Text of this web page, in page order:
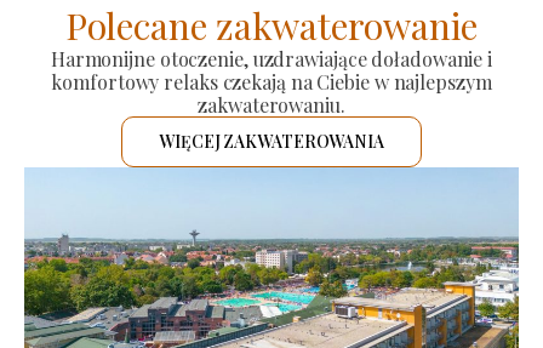
Polecane zakwaterowanie
Harmonijne otoczenie, uzdrawiające doładowanie i
komfortowy relaks czekają na Ciebie w najlepszym
zakwaterowaniu.
WIĘCEJ ZAKWATEROWANIA